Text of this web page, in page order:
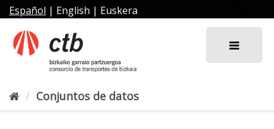
al
contenido
Español | English | Euskera
Conjuntos de datos